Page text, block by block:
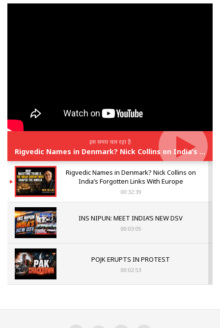
इस समय चल रहा है
Rigvedic Names in Denmark? Nick Collins on India’s Forgotten Links With Europe
Rigvedic Names in Denmark? Nick Collins on
India’s Forgotten Links With Europe
00:32:39
INS NIPUN: MEET INDIA’S NEW DSV
00:03:05
POJK ERUPTS IN PROTEST
00:02:53
Sagar